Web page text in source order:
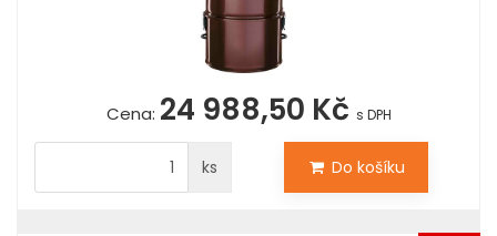
Cena: 24 988,50 Kč s DPH
ks Do košíku